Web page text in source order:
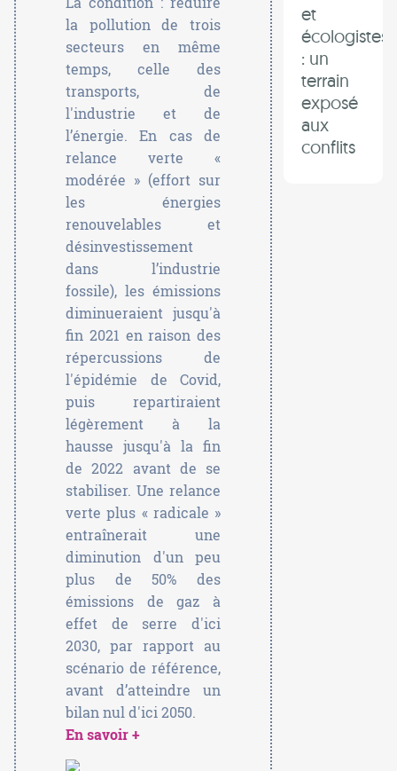
la pollution de trois
secteurs en même
temps, celle des
transports, de
l'industrie et de
l’énergie. En cas de
relance verte «
modérée » (effort sur
les énergies
renouvelables et
désinvestissement
dans l’industrie
fossile), les émissions
diminueraient jusqu'à
fin 2021 en raison des
répercussions de
l'épidémie de Covid,
puis repartiraient
légèrement à la
hausse jusqu'à la fin
de 2022 avant de se
stabiliser. Une relance
verte plus « radicale »
entraînerait une
diminution d'un peu
plus de 50% des
émissions de gaz à
effet de serre d'ici
2030, par rapport au
scénario de référence,
avant d’atteindre un
bilan nul d'ici 2050.
En savoir +
et
écologistes
: un
terrain
exposé
aux
conflits